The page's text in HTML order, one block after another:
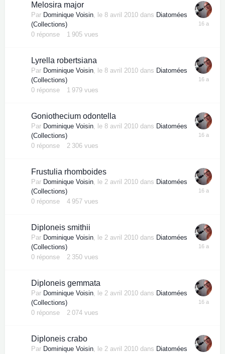
Melosira major
Par Dominique Voisin, le 8 avril 2010 dans Diatomées
(Collections)
0 réponse 1 905 vues
Lyrella robertsiana
Par Dominique Voisin, le 8 avril 2010 dans Diatomées
(Collections)
0 réponse 1 979 vues
Goniothecium odontella
Par Dominique Voisin, le 8 avril 2010 dans Diatomées
(Collections)
0 réponse 2 306 vues
Frustulia rhomboides
Par Dominique Voisin, le 2 avril 2010 dans Diatomées
(Collections)
0 réponse 4 957 vues
Diploneis smithii
Par Dominique Voisin, le 2 avril 2010 dans Diatomées
(Collections)
0 réponse 2 350 vues
Diploneis gemmata
Par Dominique Voisin, le 2 avril 2010 dans Diatomées
(Collections)
0 réponse 2 074 vues
Diploneis crabo
Par Dominique Voisin, le 2 avril 2010 dans Diatomées